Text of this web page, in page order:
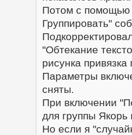
Потом с помощью
Группировать"
"Обтекание
рисунка
Параметры
сняты.
При включении
для группы Якорь
Но если я